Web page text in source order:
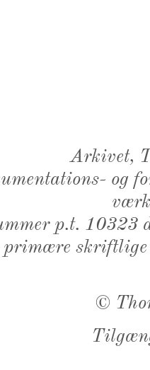
Arkivet,
og
p.t. 10323
primære
©